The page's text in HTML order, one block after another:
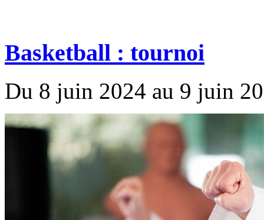
Basketball : tournoi
Du 8 juin 2024 au 9 juin